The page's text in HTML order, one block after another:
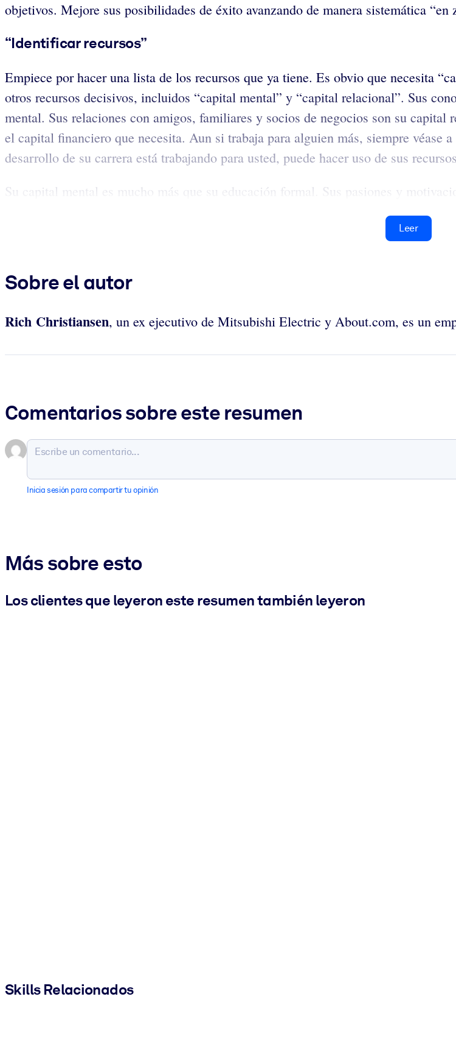
objetivos. Mejore sus posibilidades de éxito avanzando de manera sistemática
“Identificar recursos”
Empiece por hacer una lista de los recursos que ya tiene. Es obvio que necesita
otros recursos decisivos, incluidos “capital mental” y “capital relacional”. Sus
mental. Sus relaciones con amigos, familiares y socios de negocios son su
el capital financiero que necesita. Aun si trabaja para alguien más, siempre véase
desarrollo de su carrera está trabajando para usted, puede hacer uso de sus
Su capital mental es mucho más que su educación formal. Sus pasiones y
Leer
Sobre el autor
Rich Christiansen, un ex ejecutivo de Mitsubishi Electric y About.com, es un
Comentarios sobre este resumen
Inicia sesión para compartir tu opinión
Más sobre esto
Los clientes que leyeron este resumen también leyeron
Skills Relacionados